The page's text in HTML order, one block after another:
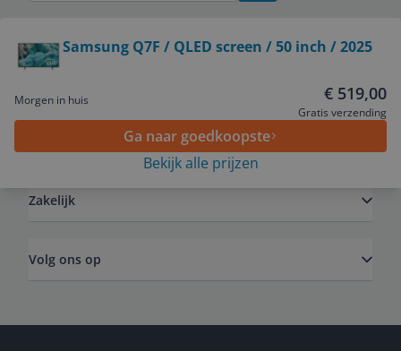
Samsung Q7F / QLED screen / 50 inch / 2025
Morgen in huis € 519,00
Gratis verzending
Ga naar goedkoopste
Bekijk alle prijzen
Zakelijk
Volg ons op